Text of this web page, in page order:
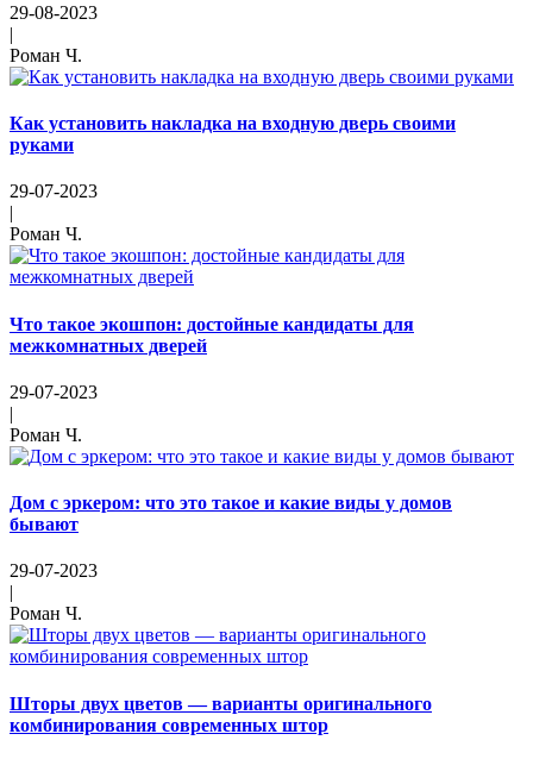
29-08-2023
|
Роман Ч.
Как установить накладка на входную дверь своими
руками
29-07-2023
|
Роман Ч.
Что такое экошпон: достойные кандидаты для
межкомнатных дверей
29-07-2023
|
Роман Ч.
Дом с эркером: что это такое и какие виды у домов
бывают
29-07-2023
|
Роман Ч.
Шторы двух цветов — варианты оригинального
комбинирования современных штор